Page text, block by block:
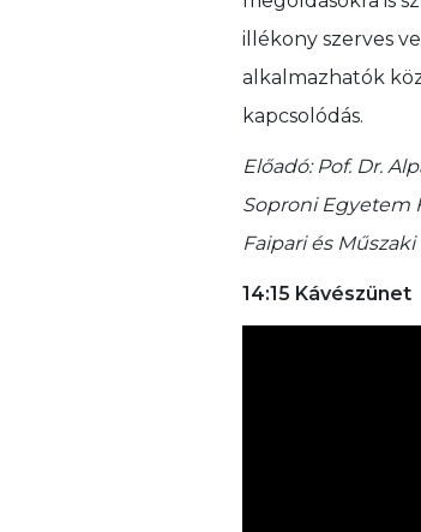
illékony szerves
alkalmazhatók
kapcsolódás.
Előadó: Pof. Dr.
Soproni Egyetem
Faipari és
14:15 Kávészünet